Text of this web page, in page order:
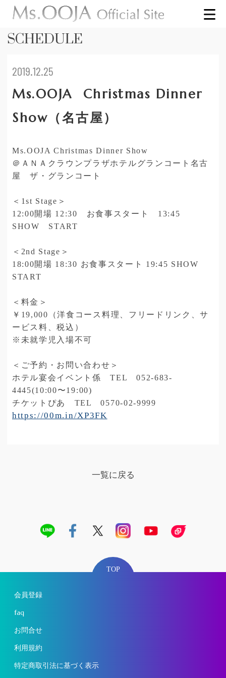
SCHEDULE
2019.12.25
Ms.OOJA Christmas Dinner
Show（名古屋）
Ms.OOJA Christmas Dinner Show
＠ＡＮＡクラウンプラザホテルグランコート名古
屋 ザ・グランコート
＜1st Stage＞
12:00開場 12:30 お食事スタート 13:45
SHOW START
＜2nd Stage＞
18:00開場 18:30 お食事スタート 19:45 SHOW
START
＜料金＞
￥19,000（洋食コース料理、フリードリンク、サ
ービス料、税込）
※未就学児入場不可
＜ご予約・お問い合わせ＞
ホテル宴会イベント係 TEL 052-683-
4445(10:00〜19:00)
チケットぴあ TEL 0570-02-9999
https://00m.in/XP3FK
一覧に戻る
TOP
会員登録
faq
お問合せ
利用規約
特定商取引法に基づく表示